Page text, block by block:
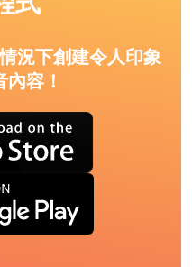
況下創建令人印象
容！